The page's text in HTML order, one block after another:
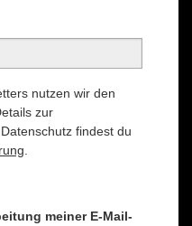
nutzen wir den
zur
findest du
meiner E-Mail-